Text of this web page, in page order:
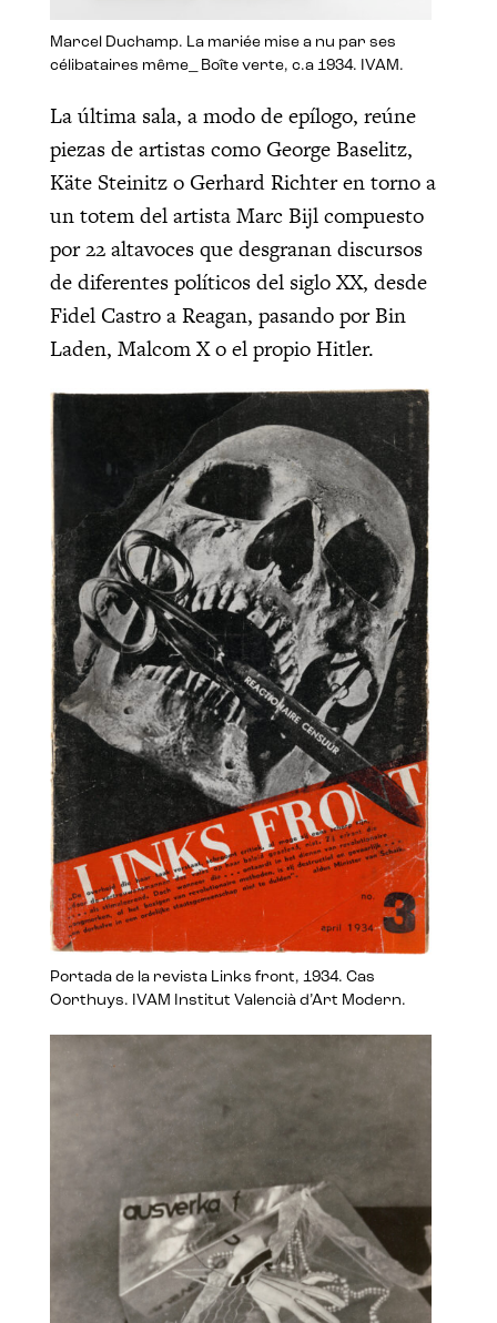
Marcel Duchamp. La mariée mise a nu par ses
célibataires même_ Boîte verte, c.a 1934. IVAM.
La última sala, a modo de epílogo, reúne
piezas de artistas como George Baselitz,
Käte Steinitz o Gerhard Richter en torno a
un totem del artista Marc Bijl compuesto
por 22 altavoces que desgranan discursos
de diferentes políticos del siglo XX, desde
Fidel Castro a Reagan, pasando por Bin
Laden, Malcom X o el propio Hitler.
Portada de la revista Links front, 1934. Cas
Oorthuys. IVAM Institut Valencià d’Art Modern.